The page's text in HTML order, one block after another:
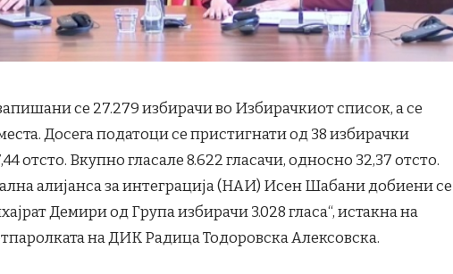
се 27.279 избирачи во Избирачкиот список, а се
Досега податоци се пристигнати од 38 избирачки
отсто. Вкупно гласале 8.622 гласачи, односно 32,37 отсто.
алијанса за интеграција (НАИ) Исен Шабани добиени се
Демири од Група избирачи 3.028 гласа“, истакна на
на ДИК Радица Тодоровска Алексовска.